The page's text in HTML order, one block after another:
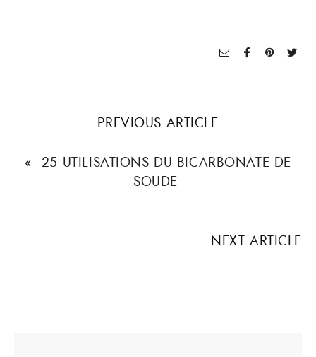
PREVIOUS ARTICLE
« 25 UTILISATIONS DU BICARBONATE DE
SOUDE
NEXT ARTICLE